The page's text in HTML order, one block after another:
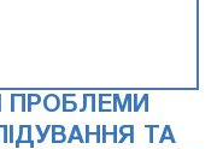
ПРОБЛЕМИ
ТА